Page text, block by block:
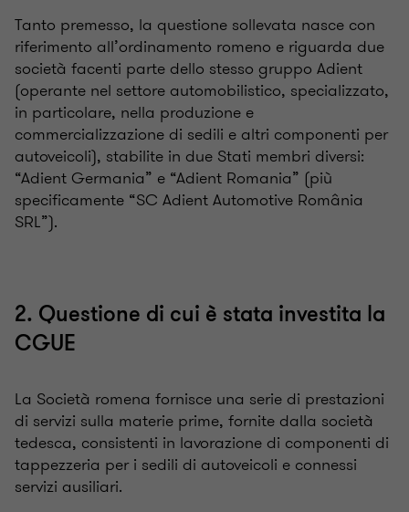
Tanto premesso, la questione sollevata nasce con
riferimento all’ordinamento romeno e riguarda due
società facenti parte dello stesso gruppo Adient
(operante nel settore automobilistico, specializzato,
in particolare, nella produzione e
commercializzazione di sedili e altri componenti per
autoveicoli), stabilite in due Stati membri diversi:
“Adient Germania” e “Adient Romania” (più
specificamente “SC Adient Automotive România
SRL”).
2. Questione di cui è stata investita la
CGUE
La Società romena fornisce una serie di prestazioni
di servizi sulla materie prime, fornite dalla società
tedesca, consistenti in lavorazione di componenti di
tappezzeria per i sedili di autoveicoli e connessi
servizi ausiliari.